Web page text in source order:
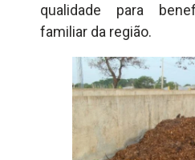
qualidade para
familiar da região.